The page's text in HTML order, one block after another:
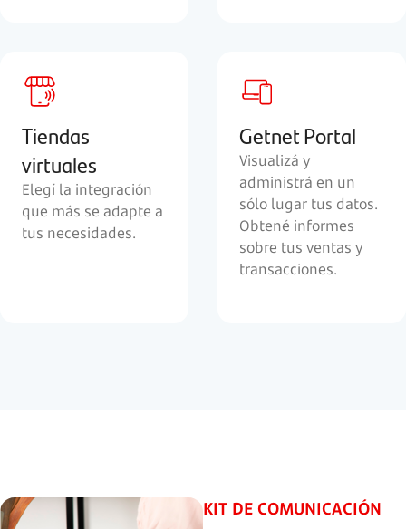
Tiendas
virtuales
Elegí la integración
que más se adapte a
tus necesidades.
Getnet Portal
Visualizá y
administrá en un
sólo lugar tus datos.
Obtené informes
sobre tus ventas y
transacciones.
KIT DE COMUNICACIÓN